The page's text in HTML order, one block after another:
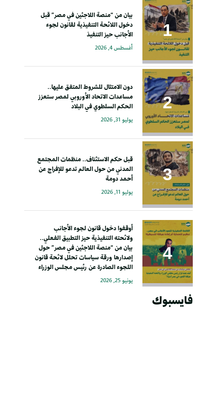
بيان من “منصة اللاجئين في مصر” قبل
دخول اللائحة التنفيذية لقانون لجوء
الأجانب حيز التنفيذ
أغسطس 4, 2026
دون الامتثال للشروط المتفق عليها..
مساعدات الاتحاد الأوروبي لمصر ستعزز
الحكم السلطوي في البلاد
يوليو 31, 2026
قبل حكم الاستئناف.. منظمات المجتمع
المدني من حول العالم تدعو للإفراج عن
أحمد دومة
يوليو 11, 2026
أوقفوا دخول قانون لجوء الأجانب
ولائحته التنفيذية حيز التطبيق الفعلي..
بيان من “منصة اللاجئين في مصر” حول
إصدارها ورقة سياسات تحلل لائحة قانون
اللجوء الصادرة عن رئيس مجلس الوزراء
يونيو 25, 2026
فايسبوك